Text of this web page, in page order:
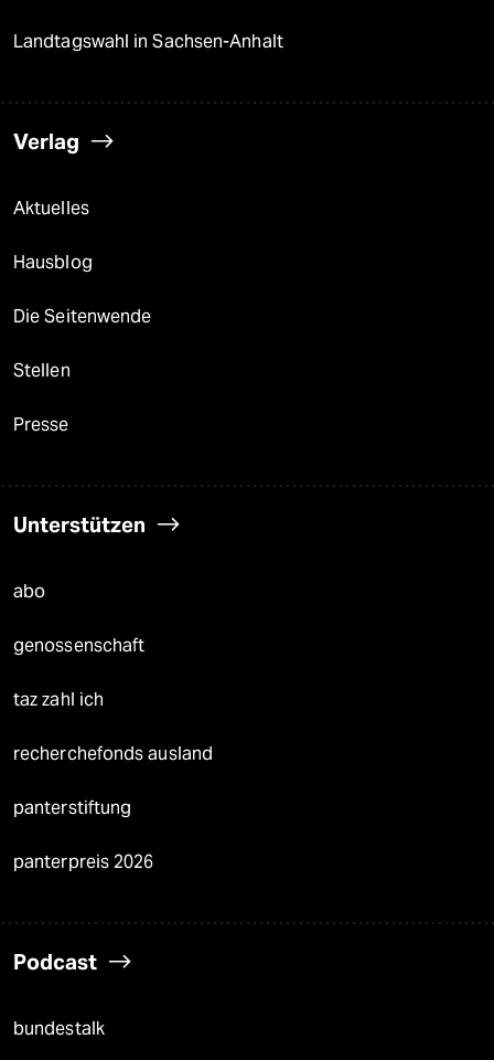
Landtagswahl in Sachsen-Anhalt
Verlag
Aktuelles
Hausblog
Die Seitenwende
Stellen
Presse
Unterstützen
abo
genossenschaft
taz zahl ich
recherchefonds ausland
panterstiftung
panterpreis 2026
Podcast
bundestalk